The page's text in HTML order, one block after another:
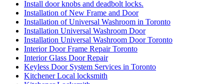
Install door knobs and deadbolt locks.
Installation of New Frame and Door
Installation of Universal Washroom in Toronto
Installation Universal Washroom Door
Installation Universal Washroom Door Toronto
Interior Door Frame Repair Toronto
Interior Glass Door Repair
Keyless Door System Services in Toronto
Kitchener Local locksmith